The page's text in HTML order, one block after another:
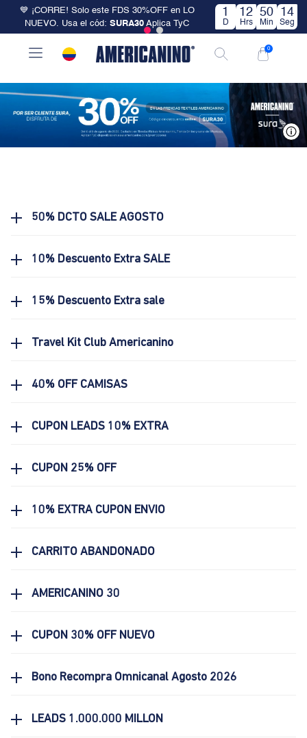
💙 ¡CORRE! Solo este FDS 30%OFF en LO
NUEVO. Usa el cód: SURA30 Aplica TyC
1
D
12
Hrs
50
Min
14
Seg
0
50% DCTO SALE AGOSTO
10% Descuento Extra SALE
15% Descuento Extra sale
Travel Kit Club Americanino
40% OFF CAMISAS
CUPON LEADS 10% EXTRA
CUPON 25% OFF
10% EXTRA CUPON ENVIO
CARRITO ABANDONADO
AMERICANINO 30
CUPON 30% OFF NUEVO
Bono Recompra Omnicanal Agosto 2026
LEADS 1.000.000 MILLON